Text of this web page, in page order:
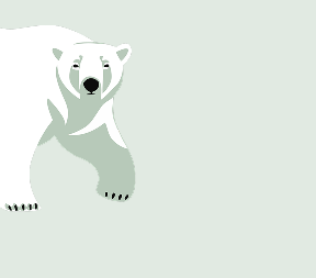
лет.
моментов вечера стала
юбилейного календаря A-
украсили фотографии сотрудниц
производства A-GROUP.
что за успехом компании
технологии, но и яркие,
для A-GROUP — не просто рубеж,